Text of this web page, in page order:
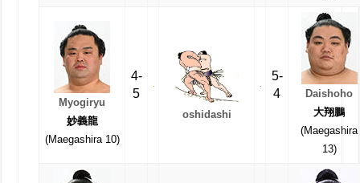
Myogiryu
妙義龍
(Maegashira 10)
4-
5
oshidashi
5-
4
Daishoho
大翔鵬
(Maegashira
13)